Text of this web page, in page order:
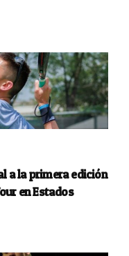
a la primera edición
en Estados